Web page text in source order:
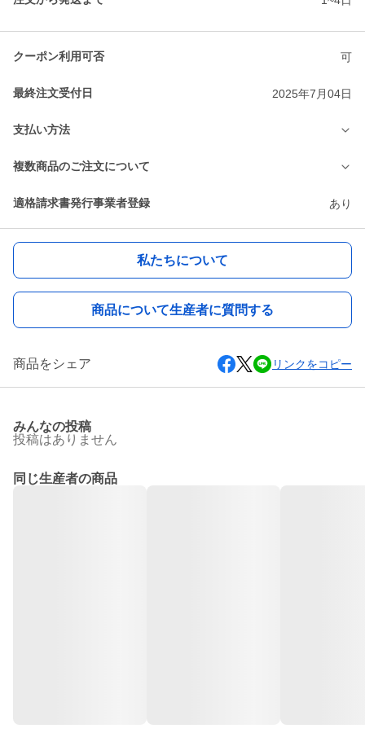
クーポン利用可否 可
最終注文受付日 2025年7月04日
支払い方法
複数商品のご注文について
適格請求書発行事業者登録 あり
私たちについて
商品について生産者に質問する
商品をシェア リンクをコピー
みんなの投稿
投稿はありません
同じ生産者の商品